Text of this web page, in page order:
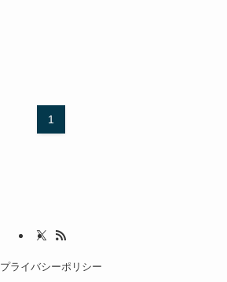
1
プライバシーポリシー